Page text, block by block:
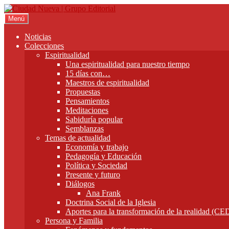
Ir
a
la
navegación
Ir
al
contenido
Menú
Noticias
Colecciones
Espiritualidad
Una espiritualidad para nuestro tiempo
15 días con…
Maestros de espiritualidad
Propuestas
Pensamientos
Meditaciones
Sabiduría popular
Semblanzas
Temas de actualidad
Economía y trabajo
Pedagogía y Educación
Política y Sociedad
Presente y futuro
Diálogos
Ana Frank
Doctrina Social de la Iglesia
Aportes para la transformación de la realidad
Persona y Familia